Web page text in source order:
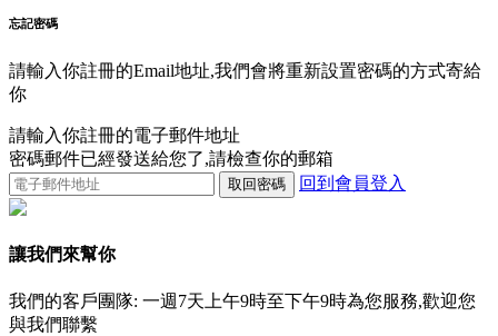
忘記密碼
請輸入你註冊的Email地址,我們會將重新設置密碼的方式寄給
你
請輸入你註冊的電子郵件地址
密碼郵件已經發送給您了,請檢查你的郵箱
取回密碼 回到會員登入
讓我們來幫你
我們的客戶團隊: 一週7天上午9時至下午9時為您服務,歡迎您
與我們聯繫